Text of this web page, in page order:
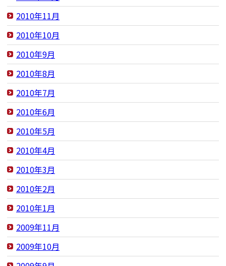
2010年11月
2010年10月
2010年9月
2010年8月
2010年7月
2010年6月
2010年5月
2010年4月
2010年3月
2010年2月
2010年1月
2009年11月
2009年10月